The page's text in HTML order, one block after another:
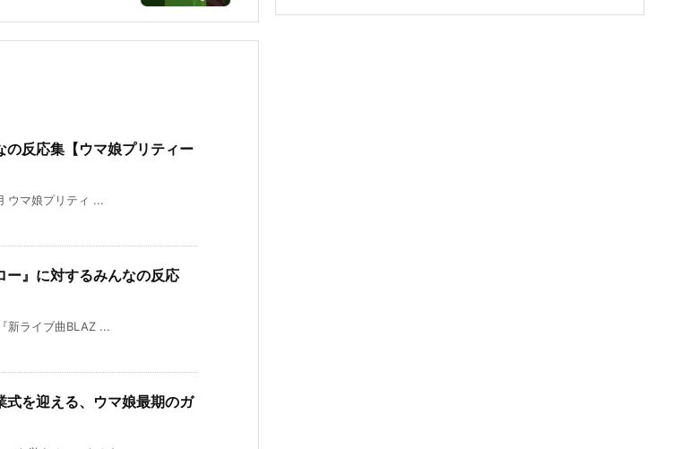
の反応集【ウマ娘プリティー
ウマ娘プリティ ...
ー』に対するみんなの反応
新ライブ曲BLAZ ...
式を迎える、ウマ娘最期のガ